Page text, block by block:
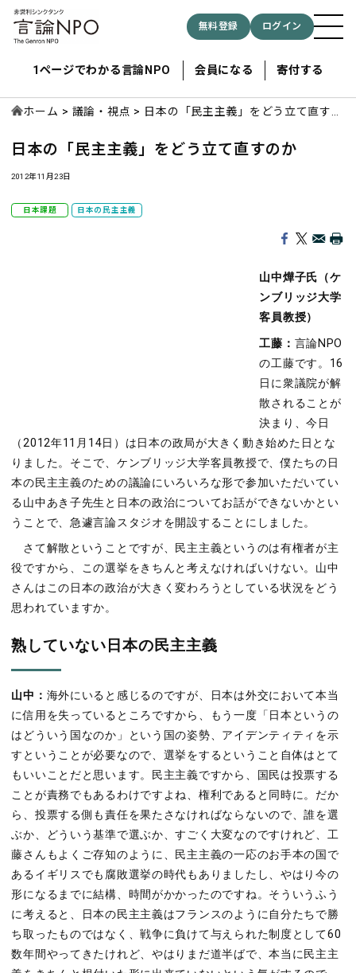
無料登録 ログイン
1ページでわかる言論NPO 会員になる 寄付する
ホーム 議論・視点
日本の「民主主義」をどう立て直すの
日本の「民主主義」をどう立て直すのか
2012年11月23日
日本課題 日本の民主主義
山中燁子氏（ケ
ンブリッジ大学
客員教授）
工藤： 言論NPO
の工藤です。16
日に衆議院が解
散されることが
決まり、今日
（2012年11月14日）は日本の政局が大きく動き始めた日とな
りました。そこで、ケンブリッジ大学客員教授で、僕たちの日
本の民主主義のための議論にいろいろな形で参加いただいてい
る山中あき子先生と日本の政治についてお話ができないかとい
うことで、急遽言論スタジオを開設することにしました。
さて解散ということですが、民主主義というのは有権者が主
役ですから、この選挙をきちんと考えなければいけない。山中
さんはこの日本の政治が大きく変わろうとしている状況をどう
思われていますか。
熟していない日本の民主主義
山中： 海外にいると感じるのですが、日本は外交において本当
に信用を失っているところですから、もう一度「日本というの
はどういう国なのか」という国の姿勢、アイデンティティを示
すということが必要なので、選挙をするということ自体はとて
もいいことだと思います。民主主義ですから、国民は投票する
ことが責務でもあるわけですよね、権利であると同時に。だか
ら、投票する側も責任を果たさなければならないので、誰を選
ぶか、どういう基準で選ぶか、すごく大変なのですけれど、工
藤さんもよくご存知のように、民主主義の一応のお手本の国で
あるイギリスでも腐敗選挙の時代もありましたし、やはり今の
形になるまでに結構、時間がかかったのですね。そういうふう
に考えると、日本の民主主義はフランスのように自分たちで勝
ち取ったものではなく、戦争に負けて与えられた制度として60
数年間やってきたけれど、やはりまだ道半ばで、本当に民主主